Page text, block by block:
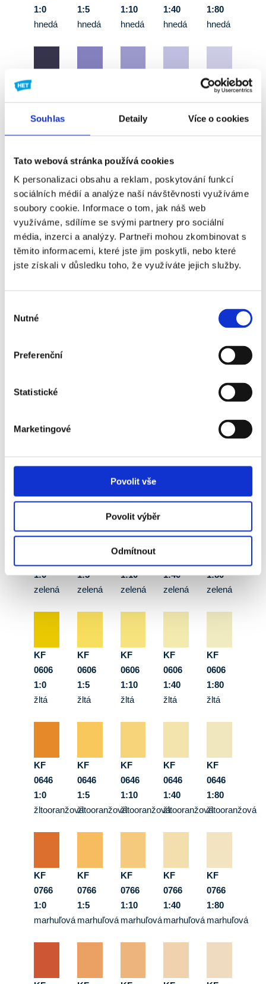
Souhlas Detaily Více o cookies
Tato webová stránka používá cookies
K personalizaci obsahu a reklam, poskytování funkcí
sociálních médií a analýze naší návštěvnosti využíváme
soubory cookie. Informace o tom, jak náš web
využíváme, sdílíme se svými partnery pro sociální
média, inzerci a analýzy. Partneři mohou zkombinovat s
těmito informacemi, které jste jim poskytli, nebo které
jste získali v důsledku toho, že využíváte jejich služby.
souhlasu
Nutné
Preferenční
Statistické
Marketingové
Povolit vše
Povolit výběr
Odmítnout
1:0
hnedá
1:0
fialová
KF
0426
modrá
0486
tyrkysová
0546
svetlo
1:0
zelená
KF
0606
1:0
žltá
KF
0646
1:0
žltooranžová
KF
0766
1:0
marhuľová
1:5
hnedá
fialová
KF
0426
modrá
svetlo
1:5
zelená
KF
0606
1:5
žltá
KF
0646
1:5
žltooranžová
KF
0766
1:5
marhuľová
1:10
hnedá
1:10
KF
0426
1:10
svetlo
zelená
1:10
zelená
KF
0606
1:10
žltá
KF
0646
1:10
žltooranžová
KF
0766
1:10
marhuľová
1:40
hnedá
KF
0426
1:40
svetlo
1:40
zelená
KF
0606
1:40
žltá
KF
0646
1:40
žltooranžová
KF
0766
1:40
marhuľová
1:80
hnedá
KF
1:80
KF
0486
tyrkysová
0546
svetlo
1:80
zelená
KF
0606
1:80
žltá
KF
0646
1:80
žltooranžová
KF
0766
1:80
marhuľová